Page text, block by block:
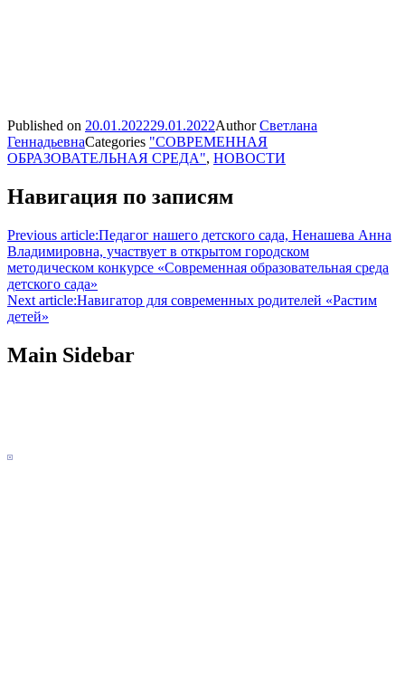
Published on 20.01.202229.01.2022AuthorСветлана
ГеннадьевнаCategories "СОВРЕМЕННАЯ
ОБРАЗОВАТЕЛЬНАЯ СРЕДА", НОВОСТИ
Навигация по записям
Previous article:Педагог нашего детского сада, Ненашева Анна
Владимировна, участвует в открытом городском
методическом конкурсе «Современная образовательная среда
детского сада»
Next article:Навигатор для современных родителей «Растим
детей»
Main Sidebar